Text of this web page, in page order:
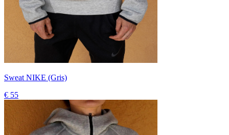
Sweat NIKE (Gris)
€ 55